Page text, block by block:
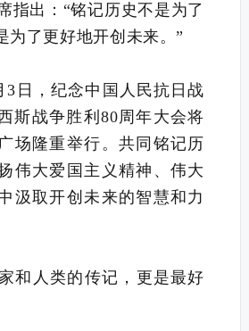
指出：“铭记历史不是为了
为了更好地开创未来。”
3日，纪念中国人民抗日战
斯战争胜利80周年大会将
场隆重举行。共同铭记历
伟大爱国主义精神、伟大
汲取开创未来的智慧和力
和人类的传记，更是最好